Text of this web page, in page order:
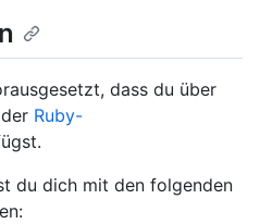
dass du über
Ruby-
du dich mit den folgenden